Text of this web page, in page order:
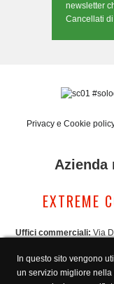
newsletter
Cancellati
Privacy e Cookie
Azienda
EXTREME
Uffici commerciali: Via
Amministrazione:
In questo sito vengono
un servizio migliore